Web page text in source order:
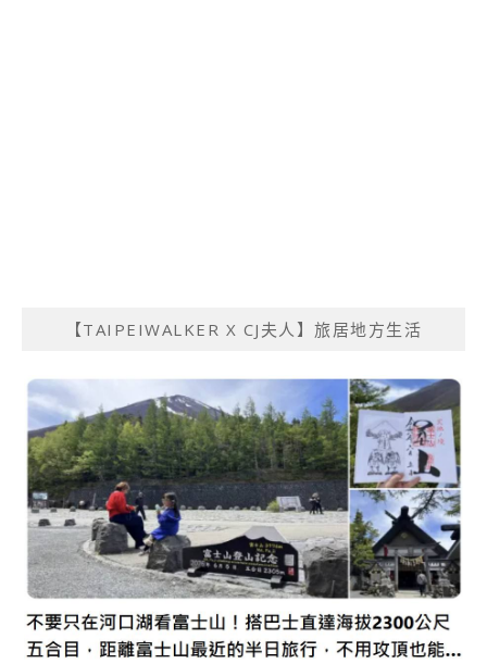
【TAIPEIWALKER X CJ夫人】旅居地方生活